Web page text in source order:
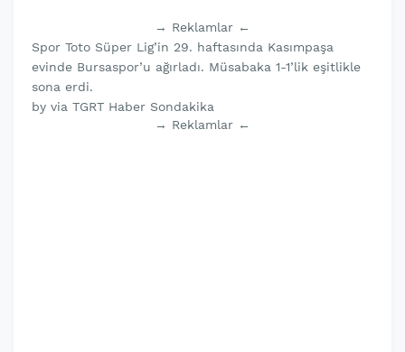
→ Reklamlar ←
Spor Toto Süper Lig’in 29. haftasında Kasımpaşa
evinde Bursaspor’u ağırladı. Müsabaka 1-1’lik eşitlikle
sona erdi.
by via TGRT Haber Sondakika
→ Reklamlar ←